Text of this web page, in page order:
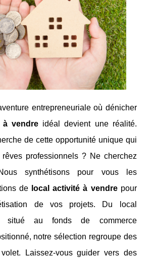
entrepreneuriale où dénicher
à vendre idéal devient une réalité.
de cette opportunité unique qui
professionnels ? Ne cherchez
synthétisons pour vous les
de local activité à vendrepour
de vos projets. Du local
situé au fonds de commerce
notre sélection regroupe des
Laissez-vous guider vers des